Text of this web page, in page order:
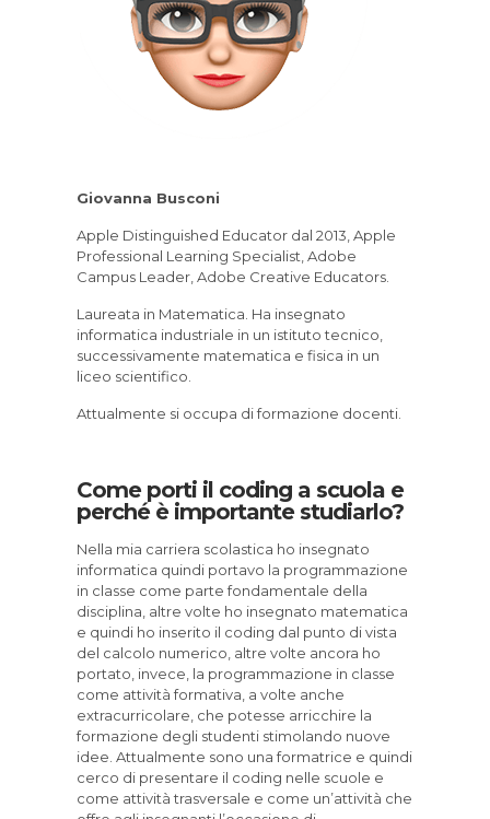
Giovanna Busconi
Apple Distinguished Educator dal 2013, Apple
Professional Learning Specialist, Adobe
Campus Leader, Adobe Creative Educators.
Laureata in Matematica. Ha insegnato
informatica industriale in un istituto tecnico,
successivamente matematica e fisica in un
liceo scientifico.
Attualmente si occupa di formazione docenti.
Come porti il coding a scuola e
perché è importante studiarlo?
Nella mia carriera scolastica ho insegnato
informatica quindi portavo la programmazione
in classe come parte fondamentale della
disciplina, altre volte ho insegnato matematica
e quindi ho inserito il coding dal punto di vista
del calcolo numerico, altre volte ancora ho
portato, invece, la programmazione in classe
come attività formativa, a volte anche
extracurricolare, che potesse arricchire la
formazione degli studenti stimolando nuove
idee. Attualmente sono una formatrice e quindi
cerco di presentare il coding nelle scuole e
come attività trasversale e come un’attività che